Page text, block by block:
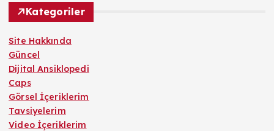
Kategoriler
Site Hakkında
Güncel
Dijital Ansiklopedi
Caps
Görsel İçeriklerim
Tavsiyelerim
Video İçeriklerim